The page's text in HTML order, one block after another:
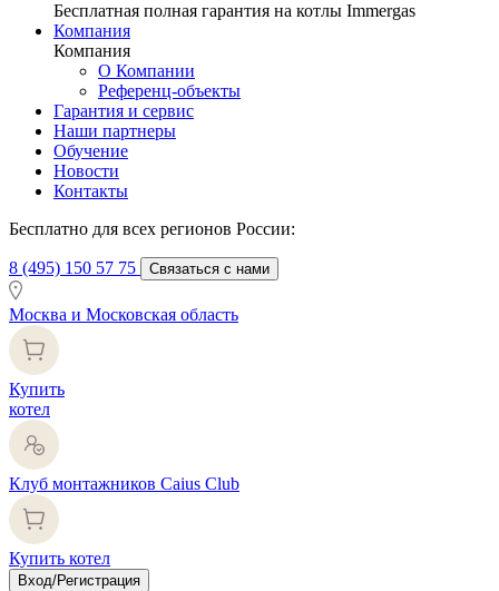
Бесплатная полная гарантия на котлы Immergas
Компания
Компания
О Компании
Референц-объекты
Гарантия и сервис
Наши партнеры
Обучение
Новости
Контакты
Бесплатно для всех регионов России:
8 (495) 150 57 75 Связаться с нами
Москва и Московская область
Купить
котел
Клуб монтажников Caius Club
Купить котел
Вход/Регистрация